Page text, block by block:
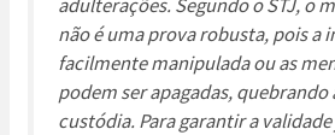
adulterações. Segundo o STJ, o
não é uma prova robusta, pois a
facilmente manipulada ou as
podem ser apagadas, quebrando
custódia. Para garantir a